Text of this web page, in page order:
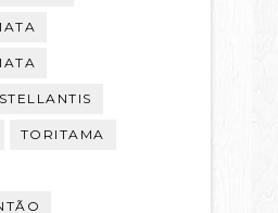
STELLANTIS
TORITAMA